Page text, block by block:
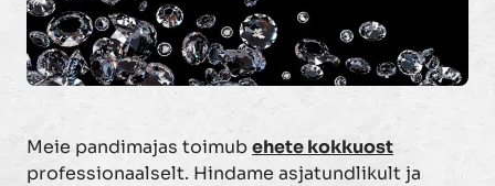
Meie pandimajas toimubehete kokkuost
professionaalselt. Hindame asjatundlikult ja